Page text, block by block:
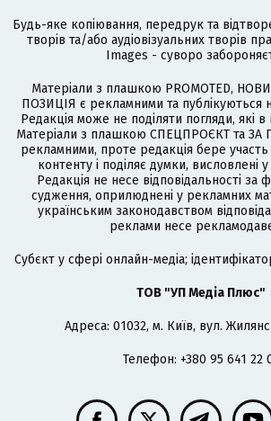
Будь-яке копіювання, передрук та
творів та/або аудіовізуальних творів
Images - суворо
Матеріали з плашкою PROMOTED,
ПОЗИЦІЯ є рекламними та публікуються
Редакція може не поділяти погляди, які
Матеріали з плашкою СПЕЦПРОЄКТ та ЗА
рекламними, проте редакція бере участь
контенту і поділяє думки, висловлені
Редакція не несе відповідальності за
судження, оприлюднені у рекламних
українським законодавством
реклами несе
Cубєкт у сфері онлайн-медіа;
ТОВ "УП Медіа Плюс"
Адреса: 01032, м. Київ, вул.
Телефон: +380 95 641 22